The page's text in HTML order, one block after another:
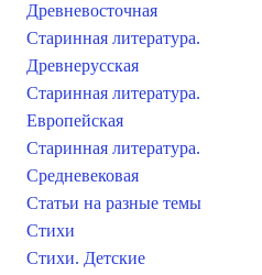
Древневосточная
Старинная литература.
Древнерусская
Старинная литература.
Европейская
Старинная литература.
Средневековая
Статьи на разные темы
Стихи
Стихи. Детские